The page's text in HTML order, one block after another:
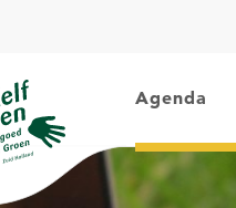
Agenda